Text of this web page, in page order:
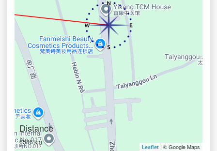
Distance
6586 km
Leaflet | © Google Maps